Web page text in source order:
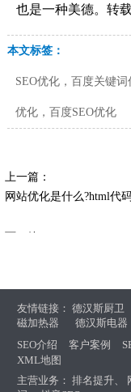
也是一种美德。转
本文标签：
SEO优化，百度关键
优化，百度SEO优化
上一篇：
网站优化是什么?html代
友情链接：德汉斯厨卫
磁加热器
德汉斯电器
SEO介绍
客户案例
XML地图
主营业务：排名提升、